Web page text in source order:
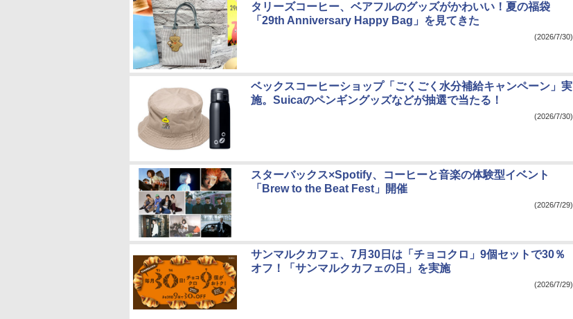
タリーズコーヒー、ベアフルのグッズがかわいい！夏の福袋
「29th Anniversary Happy Bag」を見てきた
(2026/7/30)
ベックスコーヒーショップ「ごくごく水分補給キャンペーン」実
施。Suicaのペンギングッズなどが抽選で当たる！
(2026/7/30)
スターバックス×Spotify、コーヒーと音楽の体験型イベント
「Brew to the Beat Fest」開催
(2026/7/29)
サンマルクカフェ、7月30日は「チョコクロ」9個セットで30％
オフ！「サンマルクカフェの日」を実施
(2026/7/29)